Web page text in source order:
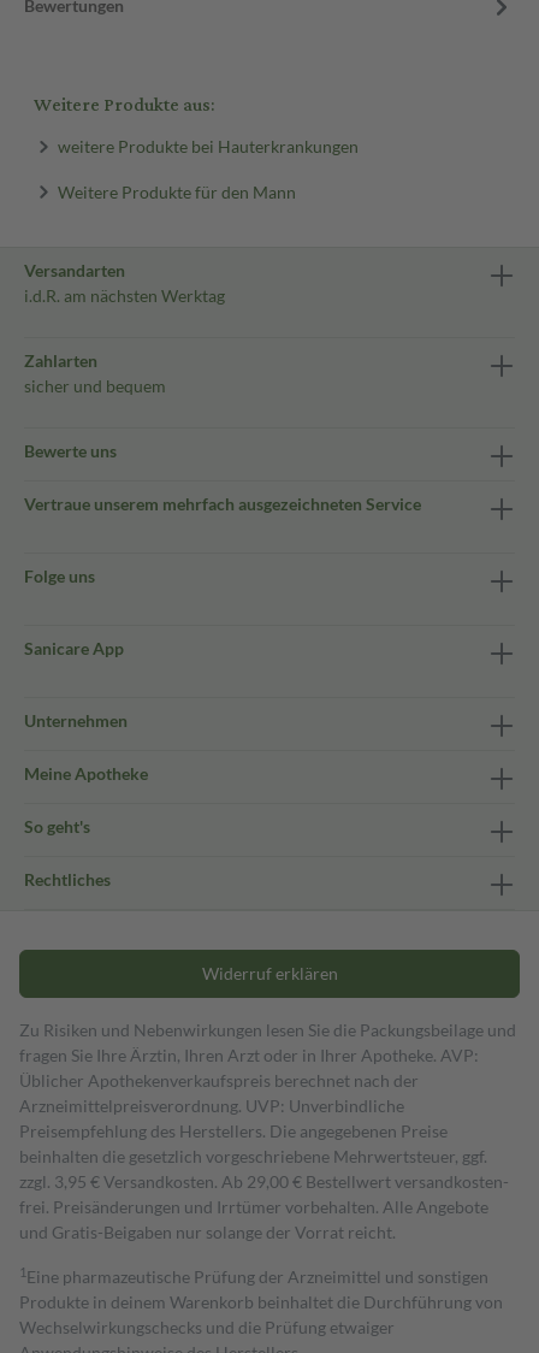
Bewertungen
Weitere Produkte aus:
weitere Produkte bei Hauterkrankungen
Weitere Produkte für den Mann
Versandarten
i.d.R. am nächsten Werktag
Zahlarten
sicher und bequem
Bewerte uns
Vertraue unserem mehrfach ausgezeichneten Service
Folge uns
Sanicare App
Unternehmen
Meine Apotheke
So geht's
Rechtliches
Widerruf erklären
Zu Risiken und Nebenwirkungen lesen Sie die Packungsbeilage und
fragen Sie Ihre Ärztin, Ihren Arzt oder in Ihrer Apotheke. AVP:
Üblicher Apothekenverkaufspreis berechnet nach der
Arzneimittelpreisverordnung. UVP: Unverbindliche
Preisempfehlung des Herstellers. Die angegebenen Preise
beinhalten die gesetzlich vorgeschriebene Mehrwertsteuer, ggf.
zzgl. 3,95 € Versandkosten. Ab 29,00 € Bestell­wert versand­kosten­
frei. Preisänderungen und Irrtümer vorbehalten. Alle Angebote
und Gratis-Beigaben nur solange der Vorrat reicht.
1 Eine pharmazeutische Prüfung der Arzneimittel und sonstigen
Produkte in deinem Warenkorb beinhaltet die Durchführung von
Wechselwirkungschecks und die Prüfung etwaiger